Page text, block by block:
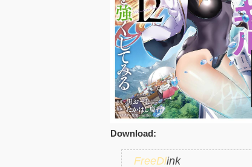
Download:
FreeDlink